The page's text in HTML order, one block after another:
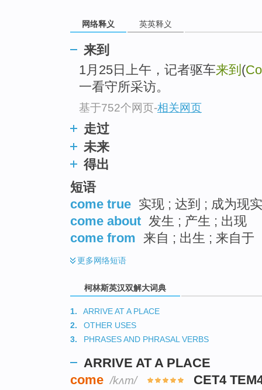
网络释义 英英释义
来到
1月25日上午，记者驱车来到 (
一看守所采访。
基于752个网页-相关网页
走过
未来
得出
短语
come true 实现 ; 达到 ; 成为现
come about 发生 ; 产生 ; 出现
come from 来自 ; 出生 ; 来自于
更多网络短语
柯林斯英汉双解大词典
1.
ARRIVE AT A PLACE
2.
OTHER USES
3.
PHRASES AND PHRASAL VERBS
ARRIVE AT A PLACE
come /kʌm/ CET4